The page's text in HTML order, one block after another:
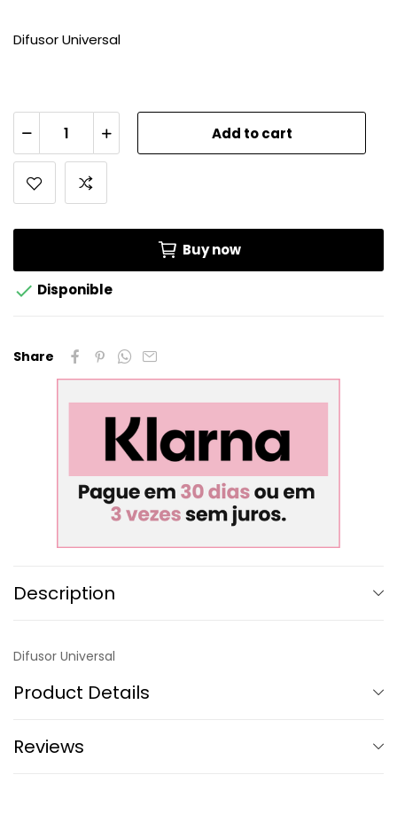
Difusor Universal
Add to cart
Buy now
 Disponible
Share
Description
Difusor Universal
Product Details
Reviews